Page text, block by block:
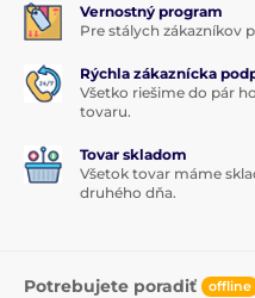
Vernostný program
Pre stálych zákazníkov
Rýchla zákaznícka
Všetko riešime do pár
tovaru.
Tovar skladom
Všetok tovar máme
druhého dňa.
Potrebujete poradiť offline